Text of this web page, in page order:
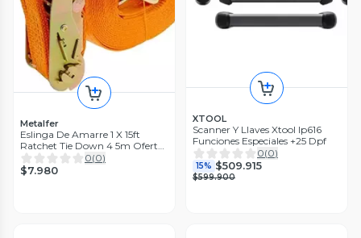
Metalfer
Eslinga De Amarre 1 X 15ft
Ratchet Tie Down 4 5m Oferta
2x1
0(0)
$7.980
XTOOL
Scanner Y Llaves Xtool Ip616
Funciones Especiales +25 Dpf
0(0)
15% $509.915
$599.900